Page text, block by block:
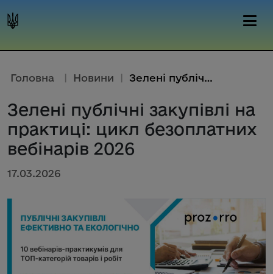
Головна | Новини | Зелені публічні закупівлі на п...
Зелені публічні закупівлі на
практиці: цикл безоплатних
вебінарів 2026
17.03.2026